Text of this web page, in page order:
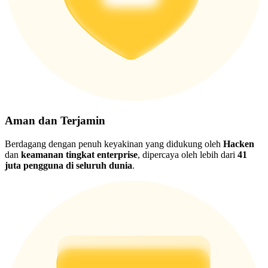
Aman dan Terjamin
Berdagang dengan penuh keyakinan yang didukung oleh Hacken
dan keamanan tingkat enterprise, dipercaya oleh lebih dari 41
juta pengguna di seluruh dunia.